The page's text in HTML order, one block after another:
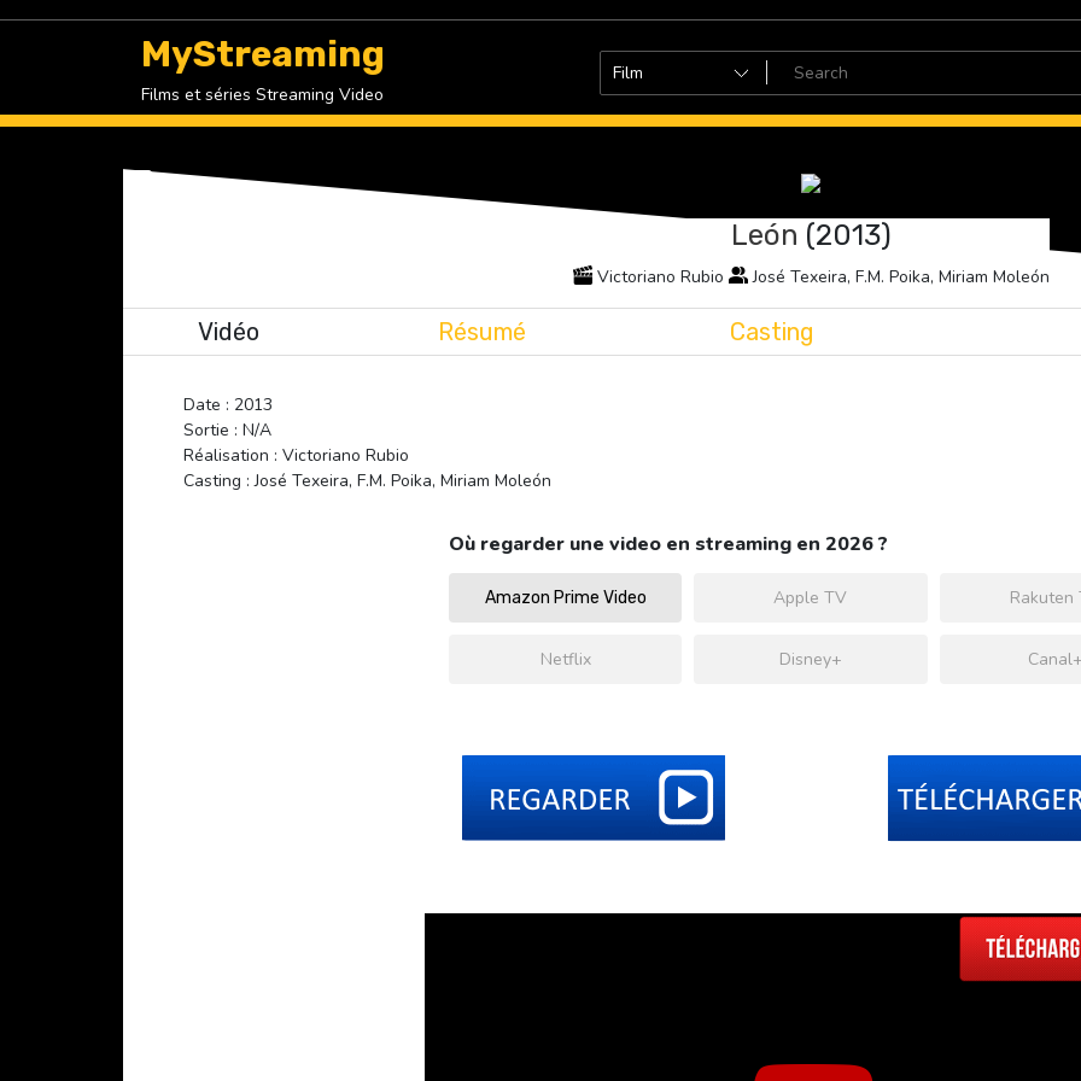
MyStreaming
Films et séries Streaming Video
León (2013)
Victoriano Rubio José Texeira, F.M. Poika, Miriam Moleón
Vidéo Résumé Casting
Date : 2013
Sortie : N/A
Réalisation : Victoriano Rubio
Casting : José Texeira, F.M. Poika, Miriam Moleón
Où regarder une video en streaming en 2026 ?
Amazon Prime Video Apple TV Rakuten
Netflix Disney+